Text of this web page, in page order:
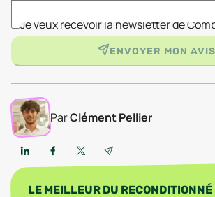
Je veux recevoir la newsletter de
ENVOYER MON AVIS
ParClément Pellier
LE MEILLEUR DU RECONDITIONNÉ